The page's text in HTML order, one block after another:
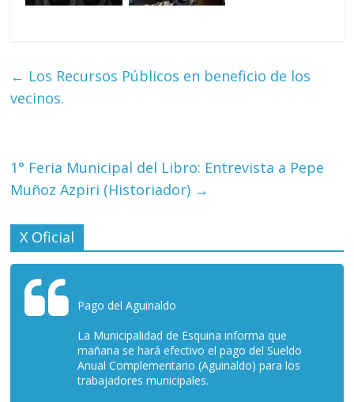
← Los Recursos Públicos en beneficio de los
vecinos.
1° Feria Municipal del Libro: Entrevista a Pepe
Muñoz Azpiri (Historiador) →
X Oficial
Pago del Aguinaldo
La Municipalidad de Esquina informa que
mañana se hará efectivo el pago del Sueldo
Anual Complementario (Aguinaldo) para los
trabajadores municipales.